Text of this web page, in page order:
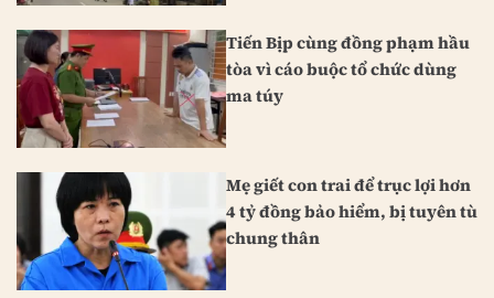
Tiến Bịp cùng đồng phạm hầu
tòa vì cáo buộc tổ chức dùng
ma túy
Mẹ giết con trai để trục lợi hơn
4 tỷ đồng bảo hiểm, bị tuyên tù
chung thân